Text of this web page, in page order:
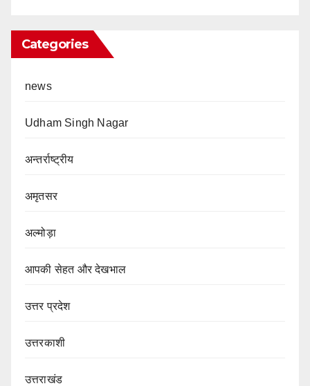
Categories
news
Udham Singh Nagar
अन्तर्राष्ट्रीय
अमृतसर
अल्मोड़ा
आपकी सेहत और देखभाल
उत्तर प्रदेश
उत्तरकाशी
उत्तराखंड